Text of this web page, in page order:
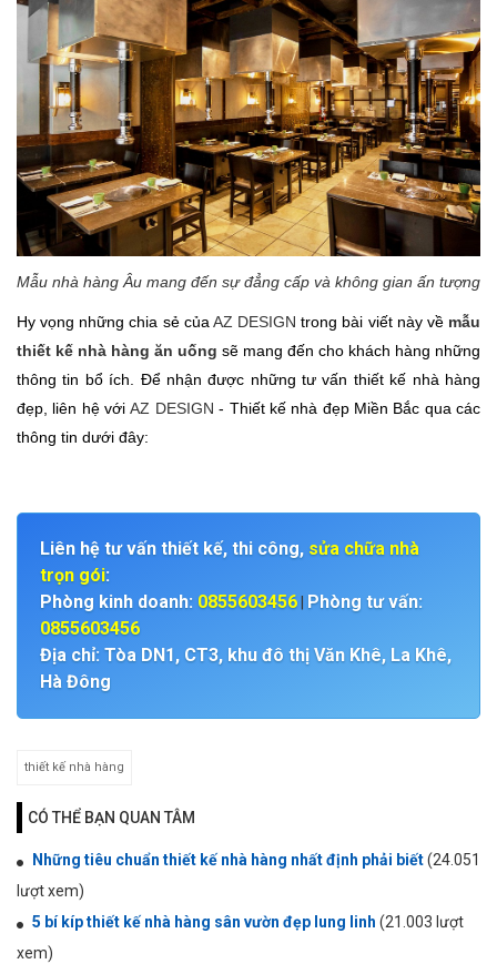
Mẫu nhà hàng Âu mang đến sự đẳng cấp và không gian ấn tượng
Hy vọng những chia sẻ của AZ DESIGN trong bài viết này về mẫu
thiết kế nhà hàng ăn uống sẽ mang đến cho khách hàng những
thông tin bổ ích. Để nhận được những tư vấn thiết kế nhà hàng
đẹp, liên hệ vớiAZ DESIGN - Thiết kế nhà đẹp Miền Bắc qua các
thông tin dưới đây:
Liên hệ tư vấn thiết kế, thi công, sửa chữa nhà
trọn gói:
Phòng kinh doanh: 0855603456 Phòng tư vấn:
0855603456
Địa chỉ: Tòa DN1, CT3, khu đô thị Văn Khê, La Khê,
Hà Đông
thiết kế nhà hàng
CÓ THỂ BẠN QUAN TÂM
Những tiêu chuẩn thiết kế nhà hàng nhất định phải biết(24.051
lượt xem)
5 bí kíp thiết kế nhà hàng sân vườn đẹp lung linh (21.003 lượt
xem)